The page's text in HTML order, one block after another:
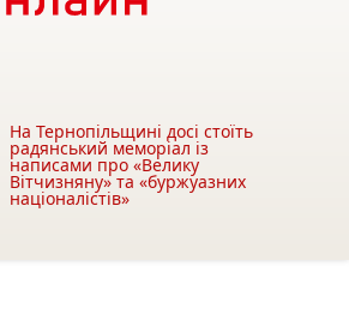
На Тернопільщині досі стоїть
радянський меморіал із
написами про «Велику
Вітчизняну» та «буржуазних
націоналістів»